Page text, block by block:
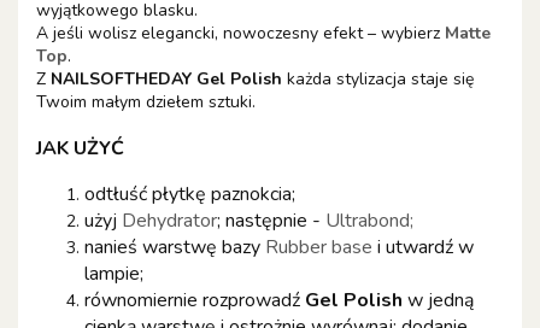
wyjątkowego blasku.
A jeśli wolisz elegancki, nowoczesny efekt – wybierz Matte
Top.
Z NAILSOFTHEDAY Gel Polish każda stylizacja staje się
Twoim małym dziełem sztuki.
JAK UŻYĆ
odtłuść płytkę paznokcia;
użyj Dehydrator; następnie - Ultrabond;
nanieś warstwę bazy Rubber base i utwardź w
lampie;
równomiernie rozprowadź Gel Polish w jedną